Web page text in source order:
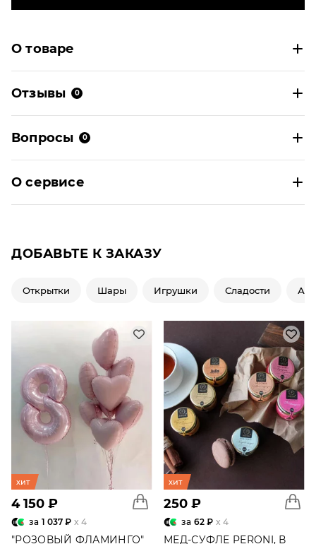
О товаре
Отзывы 0
Вопросы 0
О сервисе
ДОБАВЬТЕ К ЗАКАЗУ
Открытки Шары Игрушки Сладости
хит
4 150 ₽
за 1 037 ₽ x 4
"РОЗОВЫЙ ФЛАМИНГО"
хит
250 ₽
за 62 ₽ x 4
МЕД-СУФЛЕ PERONI, В